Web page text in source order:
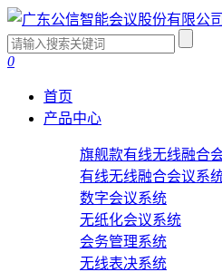
0
首页
产品中心
旗舰款有线无线融合
有线无线融合会议系
数字会议系统
无纸化会议系统
会务管理系统
无线表决系统